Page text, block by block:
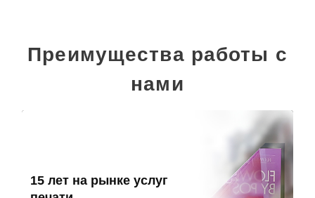
Преимущества работы с
нами
15 лет на рынке услуг